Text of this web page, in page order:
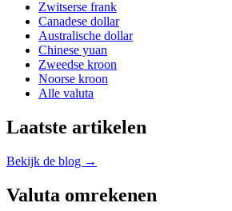
Zwitserse frank
Canadese dollar
Australische dollar
Chinese yuan
Zweedse kroon
Noorse kroon
Alle valuta
Laatste artikelen
Bekijk de blog →
Valuta omrekenen